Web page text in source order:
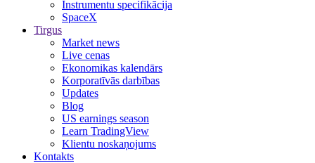
Instrumentu specifikācija
SpaceX
Tirgus
Market news
Live cenas
Ekonomikas kalendārs
Korporatīvās darbības
Updates
Blog
US earnings season
Learn TradingView
Klientu noskaņojums
Kontakts